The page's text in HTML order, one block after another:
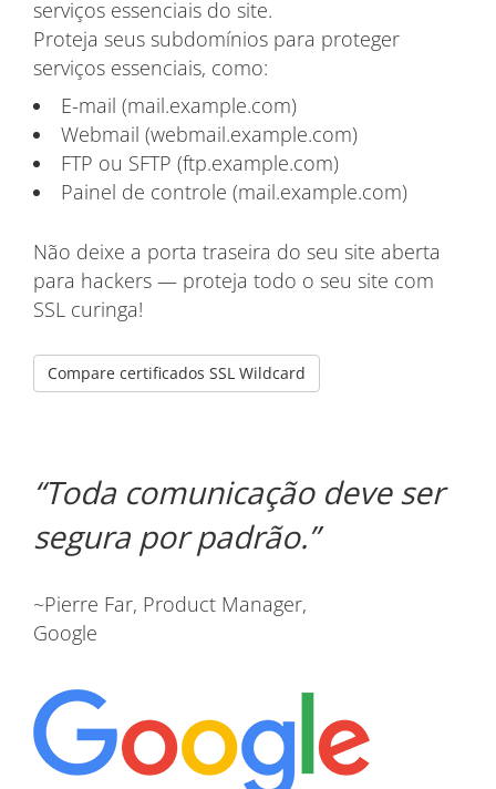
serviços essenciais do site.
Proteja seus subdomínios para proteger
serviços essenciais, como:
E-mail (mail.example.com)
Webmail (webmail.example.com)
FTP ou SFTP (ftp.example.com)
Painel de controle (mail.example.com)
Não deixe a porta traseira do seu site aberta
para hackers — proteja todo o seu site com
SSL curinga!
Compare certificados SSL Wildcard
Toda comunicação deve ser
segura por padrão.
~Pierre Far, Product Manager,
Google